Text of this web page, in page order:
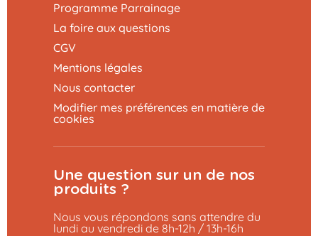
Programme Parrainage
La foire aux questions
CGV
Mentions légales
Nous contacter
Modifier mes préférences en matière de
cookies
Une question sur un de nos
produits ?
Nous vous répondons sans attendre du
lundi au vendredi de 8h-12h / 13h-16h